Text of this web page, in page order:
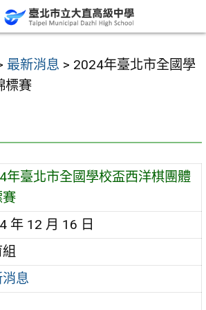
最新消息 > 2024年臺北市全國學
標賽
年臺北市全國學校盃西洋棋團體
賽
年 12 月 16 日
息